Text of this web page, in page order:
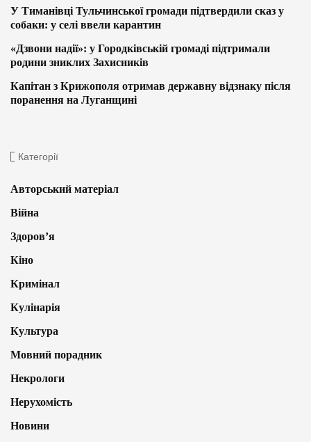
У Тиманівці Тульчинської громади підтвердили сказ у
собаки: у селі ввели карантин
«Дзвони надії»: у Городківській громаді підтримали
родини зниклих Захисників
Капітан з Крижополя отримав державну відзнаку після
поранення на Луганщині
Категорії
Авторський матеріал
Війна
Здоров’я
Кіно
Кримінал
Кулінарія
Культура
Мовний порадник
Некрологи
Нерухомість
Новини